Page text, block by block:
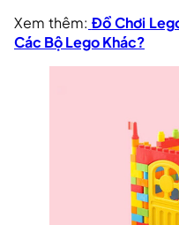
Xem thêm: Đồ Chơi
Các Bộ Lego Khác?